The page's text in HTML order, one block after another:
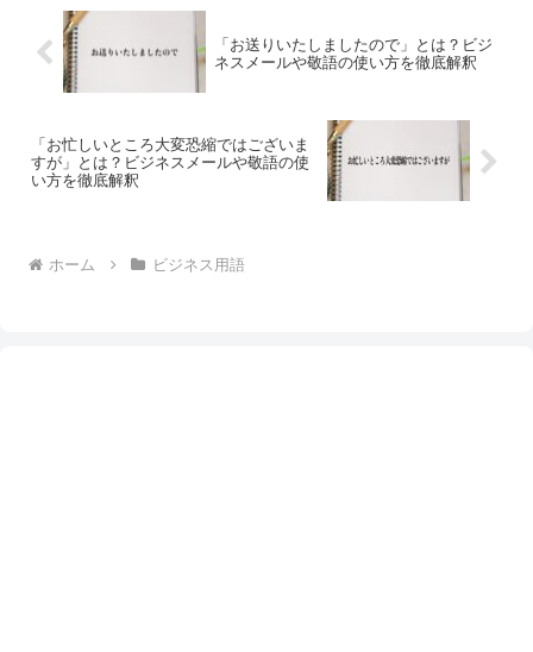
「お送りいたしましたので」とは？ビジ
ネスメールや敬語の使い方を徹底解釈
「お忙しいところ大変恐縮ではございま
すが」とは？ビジネスメールや敬語の使
い方を徹底解釈
ホーム ビジネス用語